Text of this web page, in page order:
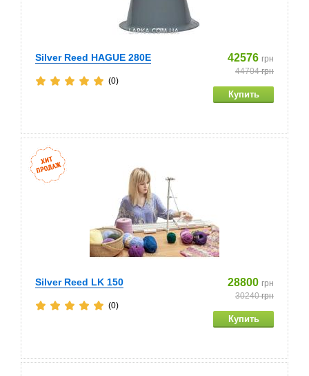
Silver Reed HAGUE 280E 42576 грн
44704грн
(0)
Silver Reed LK 150 28800 грн
30240грн
(0)